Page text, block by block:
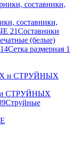
составники,
21Составники
(белые)
14Сетка размерная 1
СТРУЙНЫХ
Струйные